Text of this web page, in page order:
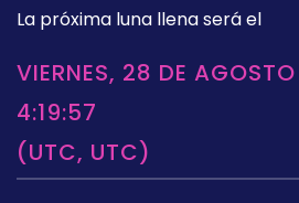
La próxima luna llena será el
VIERNES, 28 DE
4:19:57
(UTC, UTC)